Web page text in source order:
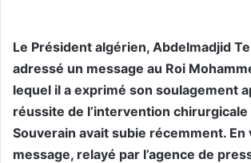
Le Président algérien, Abdelmadjid
adressé un message au Roi
lequel il a exprimé son soulagement
réussite de l’intervention chirurgicale
Souverain avait subie récemment. En
message, relayé par l’agence de